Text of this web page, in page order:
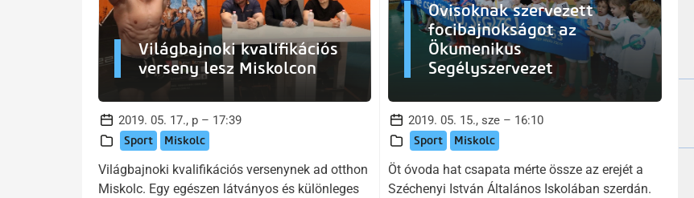
Világbajnoki kvalifikációs
verseny lesz Miskolcon
2019. 05. 17., p – 17:39
Sport Miskolc
Világbajnoki kvalifikációs versenynek ad otthon
Miskolc. Egy egészen látványos és különleges
Ovisoknak szervezett
focibajnokságot az
Ökumenikus
Segélyszervezet
2019. 05. 15., sze – 16:10
Sport Miskolc
Öt óvoda hat csapata mérte össze az erejét a
Széchenyi István Általános Iskolában szerdán.